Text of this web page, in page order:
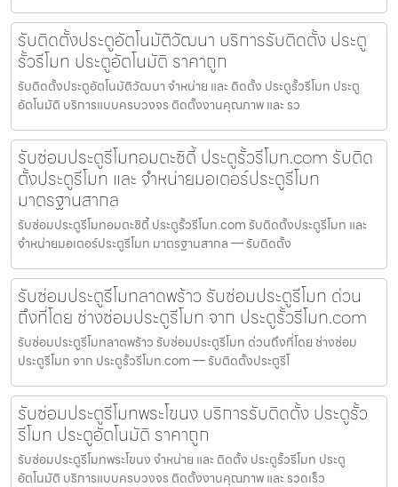
รับติดตั้งประตูอัตโนมัติวัฒนา บริการรับติดตั้ง ประตู
รั้วรีโมท ประตูอัตโนมัติ ราคาถูก
รับติดตั้งประตูอัตโนมัติวัฒนา จำหน่าย และ ติดตั้ง ประตูรั้วรีโมท ประตู
อัตโนมัติ บริการแบบครบวงจร ติดตั้งงานคุณภาพ และ รว
รับซ่อมประตูรีโมทอมตะซิตี้ ประตูรั้วรีโมท.com รับติด
ตั้งประตูรีโมท และ จำหน่ายมอเตอร์ประตูรีโมท
มาตรฐานสากล
รับซ่อมประตูรีโมทอมตะซิตี้ ประตูรั้วรีโมท.com รับติดตั้งประตูรีโมท และ
จำหน่ายมอเตอร์ประตูรีโมท มาตรฐานสากล — รับติดตั้ง
รับซ่อมประตูรีโมทลาดพร้าว รับซ่อมประตูรีโมท ด่วน
ถึงที่โดย ช่างซ่อมประตูรีโมท จาก ประตูรั้วรีโมท.com
รับซ่อมประตูรีโมทลาดพร้าว รับซ่อมประตูรีโมท ด่วนถึงที่โดย ช่างซ่อม
ประตูรีโมท จาก ประตูรั้วรีโมท.com — รับติดตั้งประตูรีโ
รับซ่อมประตูรีโมทพระโขนง บริการรับติดตั้ง ประตูรั้ว
รีโมท ประตูอัตโนมัติ ราคาถูก
รับซ่อมประตูรีโมทพระโขนง จำหน่าย และ ติดตั้ง ประตูรั้วรีโมท ประตู
อัตโนมัติ บริการแบบครบวงจร ติดตั้งงานคุณภาพ และ รวดเร็ว